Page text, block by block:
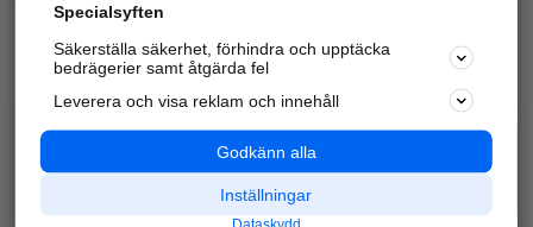
Alla kategorier
Populära sökningar
API & Kartor
Annonsera
Integritet
Nödnummer
Specialsyften
Säkerställa säkerhet, förhindra och upptäcka
bedrägerier samt åtgärda fel
Leverera och visa reklam och innehåll
Godkänn alla
Inställningar
Dataskydd